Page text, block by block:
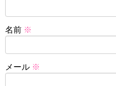
名前 ※
メール ※